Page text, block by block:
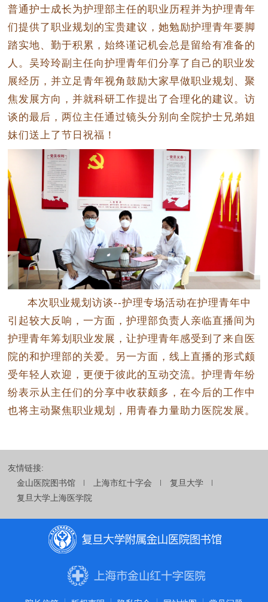
普通护士成长为护理部主任的职业历程并为护理青年
们提供了职业规划的宝贵建议，她勉励护理青年要脚
踏实地、勤于积累，始终谨记机会总是留给有准备的
人。吴玲玲副主任向护理青年们分享了自己的职业发
展经历，并立足青年视角鼓励大家早做职业规划、聚
焦发展方向，并就科研工作提出了合理化的建议。访
谈的最后，两位主任通过镜头分别向全院护士兄弟姐
妹们送上了节日祝福！
本次职业规划访谈--护理专场活动在护理青年中
引起较大反响，一方面，护理部负责人亲临直播间为
护理青年筹划职业发展，让护理青年感受到了来自医
院的和护理部的关爱。另一方面，线上直播的形式颇
受年轻人欢迎，更便于彼此的互动交流。护理青年纷
纷表示从主任们的分享中收获颇多，在今后的工作中
也将主动聚焦职业规划，用青春力量助力医院发展。
友情链接:
金山医院图书馆
上海市红十字会
复旦大学
复旦大学上海医学院